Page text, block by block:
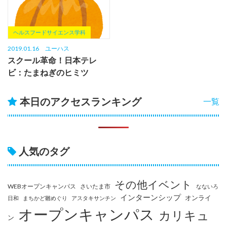
ヘルスフードサイエンス学科
2019.01.16 ユーハス
スクール革命！日本テレ
ビ：たまねぎのヒミツ
一覧
本日のアクセスランキング
人気のタグ
WEBオープンキャンパス さいたま市 その他イベント
なないろ
日和
まちかど雛めぐり アスタキサンチン インターンシップ オンライ
ン オープンキャンパス カリキュ